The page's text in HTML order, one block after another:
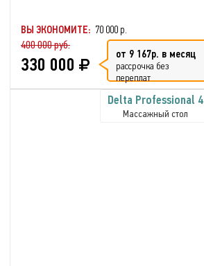
ВЫ ЭКОНОМИТЕ: 70 000 р.
400 000 руб.
330 000 от 9 167р. в месяц
рассрочка без
переплат
Delta Professional 4
Массажный стол